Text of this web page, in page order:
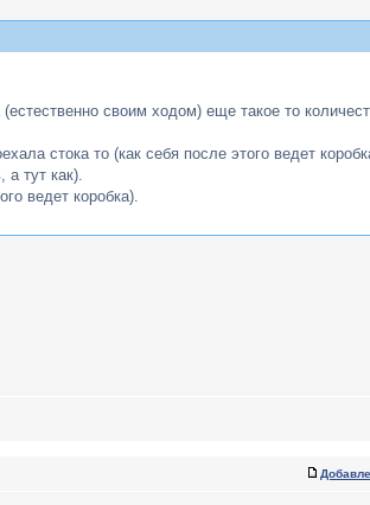
своим ходом) еще такое то
стока то (как себя после этого ведет
а тут как).
ведет коробка).